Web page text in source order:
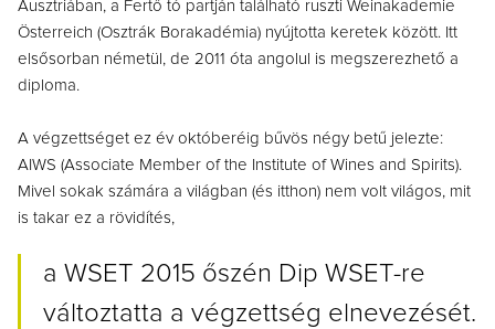
Ausztriában, a Fertő tó partján található ruszti Weinakademie
Österreich (Osztrák Borakadémia) nyújtotta keretek között. Itt
elsősorban németül, de 2011 óta angolul is megszerezhető a
diploma.
A végzettséget ez év októberéig bűvös négy betű jelezte:
AIWS (Associate Member of the Institute of Wines and Spirits).
Mivel sokak számára a világban (és itthon) nem volt világos, mit
is takar ez a rövidítés,
a WSET 2015 őszén Dip WSET-re
változtatta a végzettség elnevezését.